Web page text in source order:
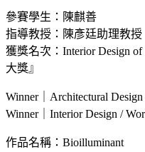
參賽學生：陳麒善
指導教授：陳彥廷助理教授
獲獎名次：Interior Design
大獎』
Winner｜Architectural
Winner｜Interior Design /
作品名稱：Bioilluminant